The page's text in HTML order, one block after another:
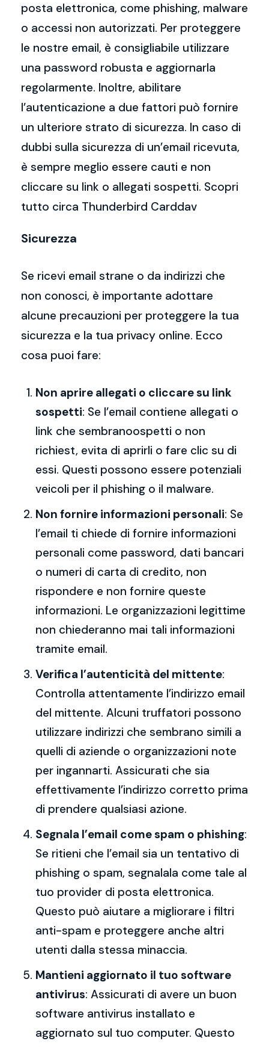
posta elettronica, come phishing, malware
o accessi non autorizzati. Per proteggere
le nostre email, è consigliabile utilizzare
una password robusta e aggiornarla
regolarmente. Inoltre, abilitare
l’autenticazione a due fattori può fornire
un ulteriore strato di sicurezza. In caso di
dubbi sulla sicurezza di un’email ricevuta,
è sempre meglio essere cauti e non
cliccare su link o allegati sospetti. Scopri
tutto circa Thunderbird Carddav
Sicurezza
Se ricevi email strane o da indirizzi che
non conosci, è importante adottare
alcune precauzioni per proteggere la tua
sicurezza e la tua privacy online. Ecco
cosa puoi fare:
Non aprire allegati o cliccare su link
sospetti: Se l’email contiene allegati o
link che sembranoospetti o non
richiest, evita di aprirli o fare clic su di
essi. Questi possono essere potenziali
veicoli per il phishing o il malware.
Non fornire informazioni personali: Se
l’email ti chiede di fornire informazioni
personali come password, dati bancari
o numeri di carta di credito, non
rispondere e non fornire queste
informazioni. Le organizzazioni legittime
non chiederanno mai tali informazioni
tramite email.
Verifica l’autenticità del mittente:
Controlla attentamente l’indirizzo email
del mittente. Alcuni truffatori possono
utilizzare indirizzi che sembrano simili a
quelli di aziende o organizzazioni note
per ingannarti. Assicurati che sia
effettivamente l’indirizzo corretto prima
di prendere qualsiasi azione.
Segnala l’email come spam o phishing:
Se ritieni che l’email sia un tentativo di
phishing o spam, segnalala come tale al
tuo provider di posta elettronica.
Questo può aiutare a migliorare i filtri
anti-spam e proteggere anche altri
utenti dalla stessa minaccia.
Mantieni aggiornato il tuo software
antivirus: Assicurati di avere un buon
software antivirus installato e
aggiornato sul tuo computer. Questo